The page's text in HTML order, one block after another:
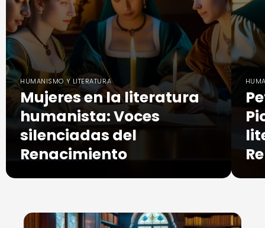
HUMANISMO Y LITERATURA
Mujeres en la literatura
humanista: Voces
silenciadas del
Renacimiento